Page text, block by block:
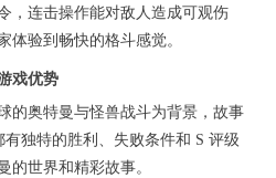
，连击操作能对敌人造成可观伤
体验到畅快的格斗感觉。
戏优势
的奥特曼与怪兽战斗为背景，故事
独特的胜利、失败条件和 S 评级
的世界和精彩故事。